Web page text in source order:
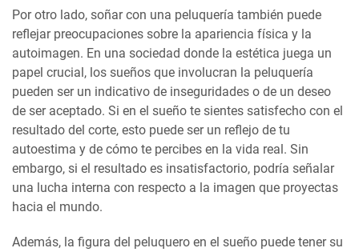
Por otro lado, soñar con una peluquería también puede
reflejar preocupaciones sobre la apariencia física y la
autoimagen. En una sociedad donde la estética juega un
papel crucial, los sueños que involucran la peluquería
pueden ser un indicativo de inseguridades o de un deseo
de ser aceptado. Si en el sueño te sientes satisfecho con el
resultado del corte, esto puede ser un reflejo de tu
autoestima y de cómo te percibes en la vida real. Sin
embargo, si el resultado es insatisfactorio, podría señalar
una lucha interna con respecto a la imagen que proyectas
hacia el mundo.
Además, la figura del peluquero en el sueño puede tener su